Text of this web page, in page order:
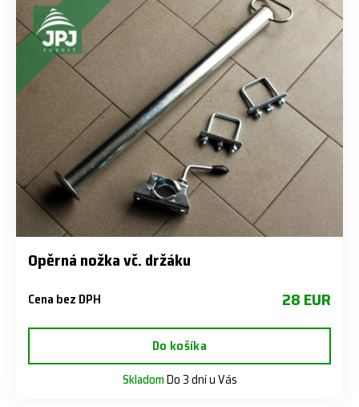
Opěrná nožka vč. držáku
Cena bez DPH 28 EUR
Do košíka
SkladomDo 3 dní u Vás